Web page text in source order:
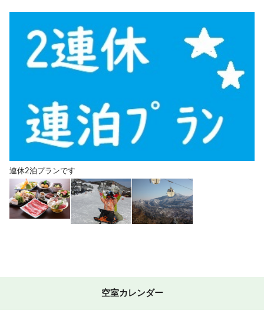
連休2泊プランです
空室カレンダー